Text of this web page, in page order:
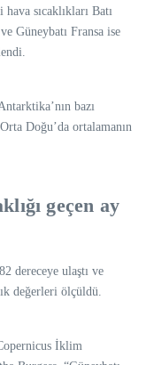
sıcaklıkları Batı
Güneybatı Fransa ise
bazı
Doğu’da ortalamanın
geçen ay
dereceye ulaştı ve
değerleri ölçüldü.
İklim